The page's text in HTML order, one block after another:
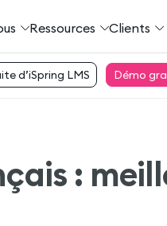
Ressources Clients
Démo
d’iSpring LMS
: